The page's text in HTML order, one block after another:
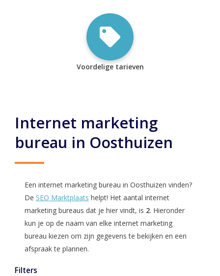
Voordelige tarieven
Internet marketing
bureau in Oosthuizen
Een internet marketing bureau in Oosthuizen vinden?
De SEO Marktplaats helpt! Het aantal internet
marketing bureaus dat je hier vindt, is 2. Hieronder
kun je op de naam van elke internet marketing
bureau kiezen om zijn gegevens te bekijken en een
afspraak te plannen.
Filters